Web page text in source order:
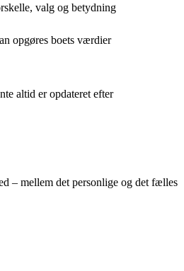
valg og betydning
opgøres boets værdier
altid er opdateret efter
– mellem det personlige og det fælles